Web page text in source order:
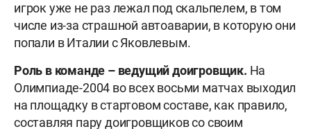
игрок уже не раз лежал под скальпелем, в том
числе из-за страшной автоаварии, в которую они
попали в Италии с Яковлевым.
Роль в команде – ведущий доигровщик. На
Олимпиаде-2004 во всех восьми матчах выходил
на площадку в стартовом составе, как правило,
составляя пару доигровщиков со своим